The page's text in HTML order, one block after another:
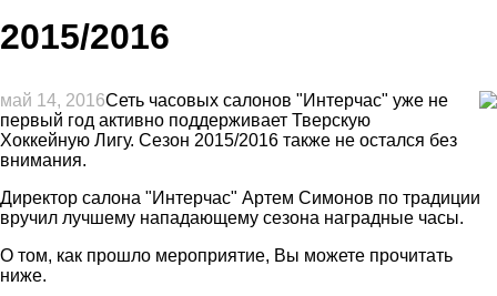
2015/2016
май 14, 2016Сеть часовых салонов "Интерчас" уже не
первый год активно поддерживает Тверскую
Хоккейную Лигу. Сезон 2015/2016 также не остался без
внимания.
Директор салона "Интерчас" Артем Симонов по традиции
вручил лучшему нападающему сезона наградные часы.
О том, как прошло мероприятие, Вы можете прочитать
ниже.